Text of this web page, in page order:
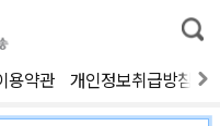
통
합
색
용약관 개인정보취급방침